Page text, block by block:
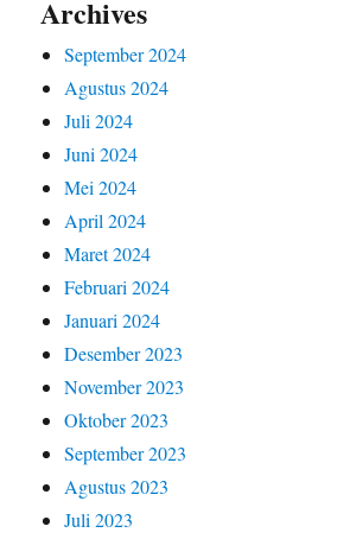
Archives
September 2024
Agustus 2024
Juli 2024
Juni 2024
Mei 2024
April 2024
Maret 2024
Februari 2024
Januari 2024
Desember 2023
November 2023
Oktober 2023
September 2023
Agustus 2023
Juli 2023